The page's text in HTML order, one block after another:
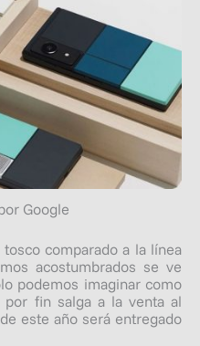
Google
comparado a la línea
acostumbrados se ve
podemos imaginar como
fin salga a la venta al
este año será entregado